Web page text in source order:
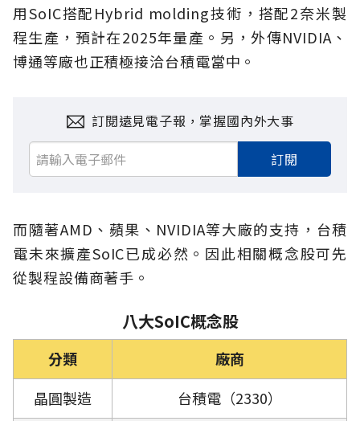
用SoIC搭配Hybrid molding技術，搭配2奈米製
程生產，預計在2025年量產。另，外傳NVIDIA、
博通等廠也正積極接洽台積電當中。
訂閱遠見電子報，掌握國內外大事
訂閱
而隨著AMD、蘋果、NVIDIA等大廠的支持，台積
電未來擴產SoIC已成必然。因此相關概念股可先
從製程設備商著手。
八大SoIC概念股
分類
廠商
晶圓製造
台積電（2330）